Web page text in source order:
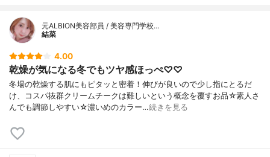
元ALBION美容部員 / 美容専門学校…
結菜
4.00
乾燥が気になる冬でもツヤ感ほっぺ♡♡
冬場の乾燥する肌にもピタッと密着！伸びが良いので少し指にとるだ
け、コスパ抜群クリームチークは難しいという概念を覆すお品☆素人さ
んでも調節しやすい☆濃いめのカラー…続きを見る